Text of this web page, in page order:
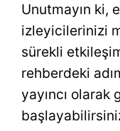
Unutmayın ki,
izleyicilerinizi
sürekli
rehberdeki
yayıncı